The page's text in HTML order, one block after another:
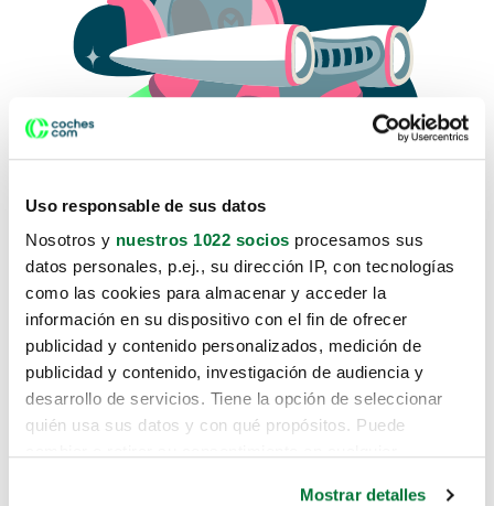
Uso responsable de sus datos
Nosotros y nuestros 1022 socios procesamos sus
datos personales, p.ej., su dirección IP, con tecnologías
como las cookies para almacenar y acceder la
información en su dispositivo con el fin de ofrecer
publicidad y contenido personalizados, medición de
publicidad y contenido, investigación de audiencia y
desarrollo de servicios. Tiene la opción de seleccionar
quién usa sus datos y con qué propósitos. Puede
Mostrar detalles
Lo sentimos, no sabemos como
te hemos traido hasta aquí.
Pero puedes encontrar el coche que estás
buscando en alguno de estos enlaces: